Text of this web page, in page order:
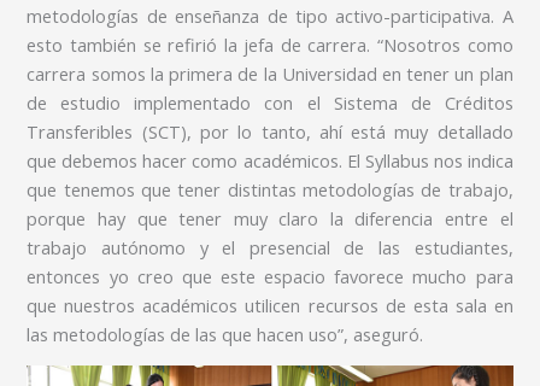
metodologías de enseñanza de tipo activo-participativa. A
esto también se refirió la jefa de carrera. “Nosotros como
carrera somos la primera de la Universidad en tener un plan
de estudio implementado con el Sistema de Créditos
Transferibles (SCT), por lo tanto, ahí está muy detallado
que debemos hacer como académicos. El Syllabus nos indica
que tenemos que tener distintas metodologías de trabajo,
porque hay que tener muy claro la diferencia entre el
trabajo autónomo y el presencial de las estudiantes,
entonces yo creo que este espacio favorece mucho para
que nuestros académicos utilicen recursos de esta sala en
las metodologías de las que hacen uso”, aseguró.